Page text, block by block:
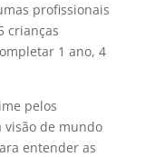
profissionais
crianças
1 ano, 4
pelos
visão de mundo
entender as